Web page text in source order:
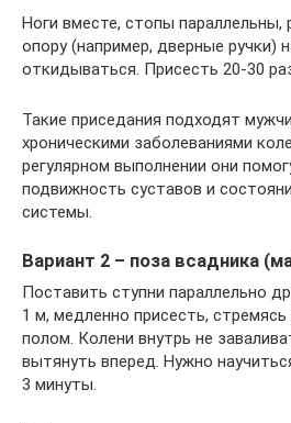
Ноги вместе, стопы параллельны,
опору (например, дверные ручки)
откидываться. Присесть 20-30
Такие приседания подходят
хроническими заболеваниями
регулярном выполнении они
подвижность суставов и
системы.
Вариант 2 – поза всадника
Поставить ступни параллельно
1 м, медленно присесть,
полом. Колени внутрь не
вытянуть вперед. Нужно
3 минуты.